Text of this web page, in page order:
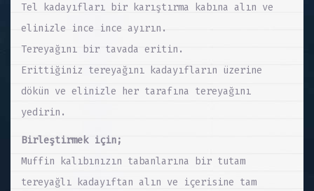
Tel kadayıfları bir karıştırma kabına alın ve
elinizle ince ince ayırın.
Tereyağını bir tavada eritin.
Erittiğiniz tereyağını kadayıfların üzerine
dökün ve elinizle her tarafına tereyağını
yedirin.
Birleştirmek için;
Muffin kalıbınızın tabanlarına bir tutam
tereyağlı kadayıftan alın ve içerisine tam